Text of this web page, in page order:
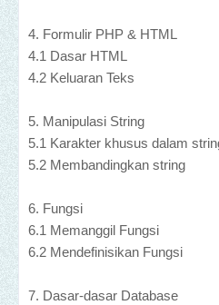
4. Formulir PHP & HTML
4.1 Dasar HTML
4.2 Keluaran Teks
5. Manipulasi String
5.1 Karakter khusus dalam
5.2 Membandingkan string
6. Fungsi
6.1 Memanggil Fungsi
6.2 Mendefinisikan Fungsi
7. Dasar-dasar Database